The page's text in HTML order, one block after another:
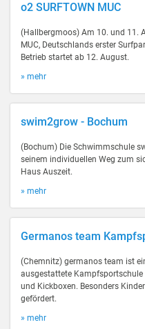
o2 SURFTOWN MUC
(Hallbergmoos) Am 10. und 11.
MUC, Deutschlands erster
Betrieb startet ab 12. August.
» mehr
swim2grow - Bochum
(Bochum) Die Schwimmschule
seinem individuellen Weg zum
Haus Auszeit.
» mehr
Germanos team
(Chemnitz) germanos team ist
ausgestattete Kampfsportschule
und Kickboxen. Besonders
gefördert.
» mehr